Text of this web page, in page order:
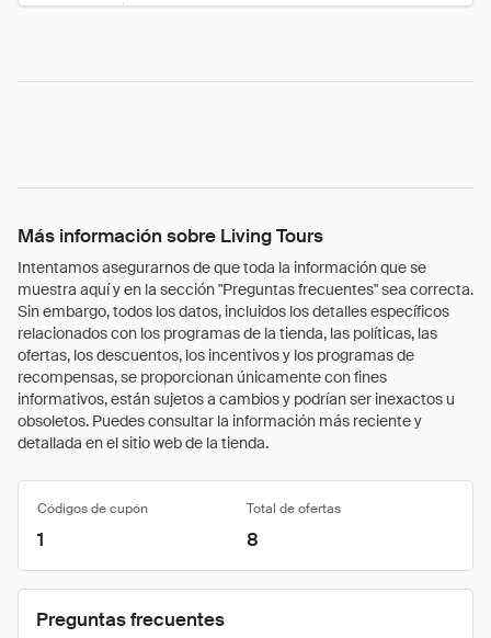
Más información sobre Living Tours
Intentamos asegurarnos de que toda la información que se
muestra aquí y en la sección "Preguntas frecuentes" sea correcta.
Sin embargo, todos los datos, incluidos los detalles específicos
relacionados con los programas de la tienda, las políticas, las
ofertas, los descuentos, los incentivos y los programas de
recompensas, se proporcionan únicamente con fines
informativos, están sujetos a cambios y podrían ser inexactos u
obsoletos. Puedes consultar la información más reciente y
detallada en el sitio web de la tienda.
Códigos de cupón Total de ofertas
1 8
Preguntas frecuentes